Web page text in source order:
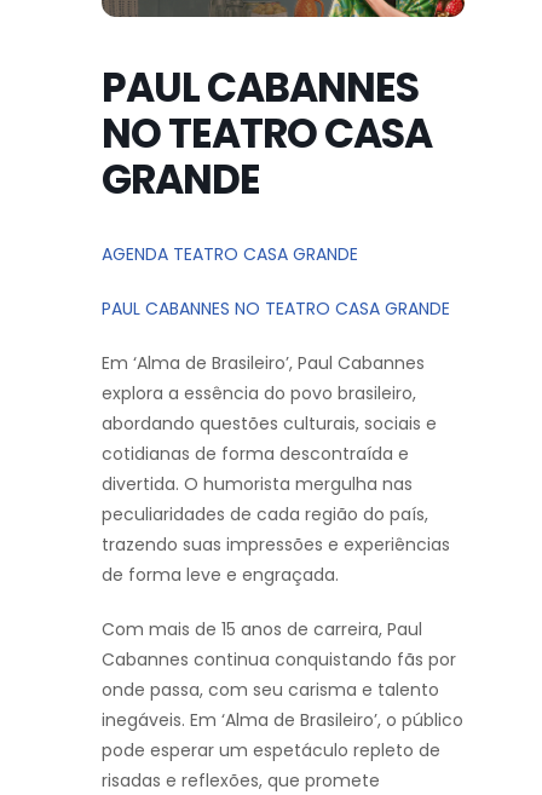
PAUL CABANNES
NO TEATRO CASA
GRANDE
AGENDA TEATRO CASA GRANDE
PAUL CABANNES NO TEATRO CASA GRANDE
Em ‘Alma de Brasileiro’, Paul Cabannes
explora a essência do povo brasileiro,
abordando questões culturais, sociais e
cotidianas de forma descontraída e
divertida. O humorista mergulha nas
peculiaridades de cada região do país,
trazendo suas impressões e experiências
de forma leve e engraçada.
Com mais de 15 anos de carreira, Paul
Cabannes continua conquistando fãs por
onde passa, com seu carisma e talento
inegáveis. Em ‘Alma de Brasileiro’, o público
pode esperar um espetáculo repleto de
risadas e reflexões, que promete